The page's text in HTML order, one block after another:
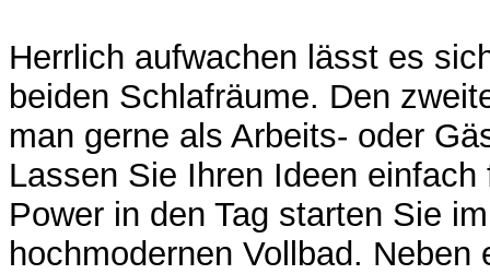
Herrlich aufwachen lässt es
beiden Schlafräume. Den
man gerne als Arbeits- oder
Lassen Sie Ihren Ideen
Power in den Tag starten Sie im
hochmodernen Vollbad. Neben